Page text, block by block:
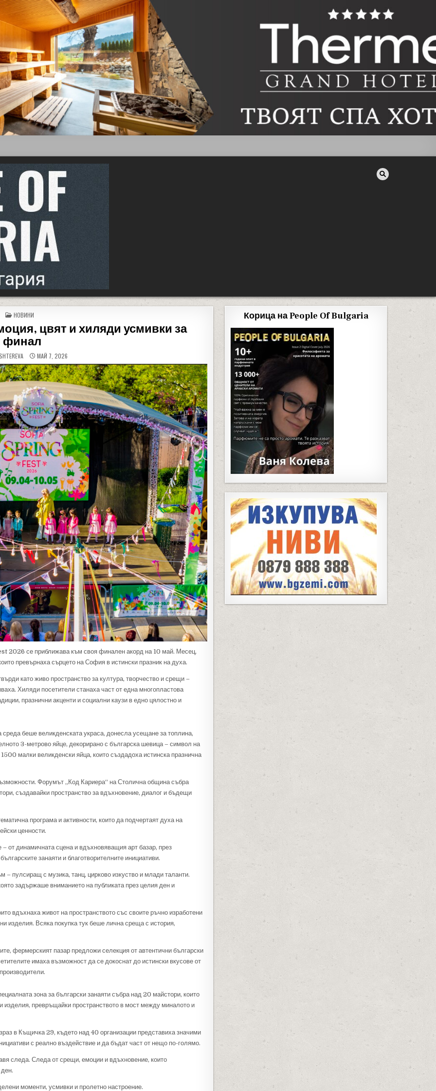
POSTED IN
НОВИНИ
цвят и хиляди усмивки за
финал
МАЙ 7, 2026
2026 се приближава към своя финален акорд на 10 май. Месец,
превърнаха сърцето на София в истински празник на духа.
като живо пространство за култура, творчество и срещи –
Хиляди посетители станаха част от една многопластова
празнични акценти и социални каузи в едно цялостно и
беше великденската украса, донесла усещане за топлина,
3-метрово яйце, декорирано с българска шевица – символ на
малки великденски яйца, които създадоха истинска празнична
Форумът „Код Кариера“ на Столична община събра
създавайки пространство за вдъхновение, диалог и бъдещи
програма и активности, които да подчертаят духа на
ценности.
от динамичната сцена и вдъхновяващия арт базар, през
занаяти и благотворителните инициативи.
– пулсиращ с музика, танц, цирково изкуство и млади таланти.
задържаше вниманието на публиката през целия ден и
вдъхнаха живот на пространството със своите ръчно изработени
изделия. Всяка покупка тук беше лична среща с история,
фермерският пазар предложи селекция от автентични български
имаха възможност да се докоснат до истински вкусове от
зона за български занаяти събра над 20 майстори, които
изделия, превръщайки пространството в мост между миналото и
в Къщичка 29, където над 40 организации представиха значими
с реално въздействие и да бъдат част от нещо по-голямо.
следа. Следа от срещи, емоции и вдъхновение, които
моменти, усмивки и пролетно настроение.
Корица на People Of Bulgaria